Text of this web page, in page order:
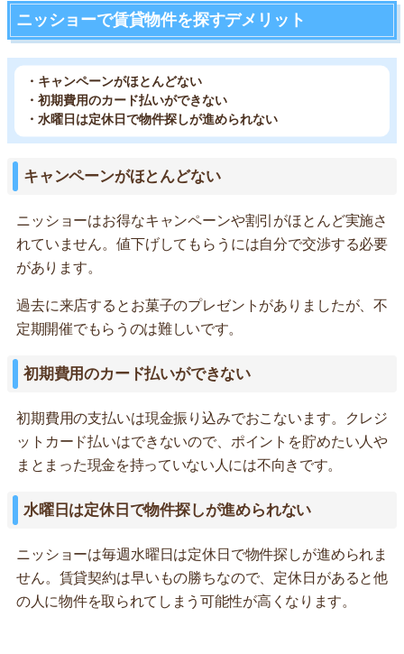
ニッショーで賃貸物件を探すデメリット
・キャンペーンがほとんどない
・初期費用のカード払いができない
・水曜日は定休日で物件探しが進められない
キャンペーンがほとんどない
ニッショーはお得なキャンペーンや割引がほとんど実施さ
れていません。値下げしてもらうには自分で交渉する必要
があります。
過去に来店するとお菓子のプレゼントがありましたが、不
定期開催でもらうのは難しいです。
初期費用のカード払いができない
初期費用の支払いは現金振り込みでおこないます。クレジ
ットカード払いはできないので、ポイントを貯めたい人や
まとまった現金を持っていない人には不向きです。
水曜日は定休日で物件探しが進められない
ニッショーは毎週水曜日は定休日で物件探しが進められま
せん。賃貸契約は早いもの勝ちなので、定休日があると他
の人に物件を取られてしまう可能性が高くなります。